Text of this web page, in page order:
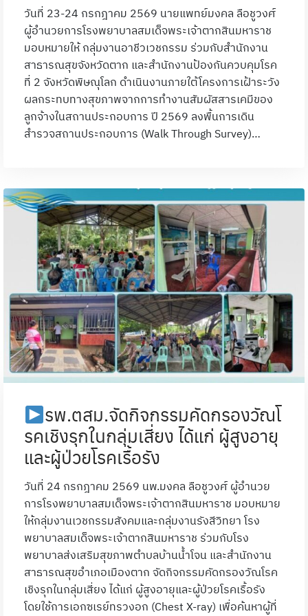
วันที่ 23-24 กรกฎาคม 2569 นายแพทย์มงคล ลือชูวงศ์
ผู้อำนวยการโรงพยาบาลสมเด็จพระเจ้าตากสินมหาราช
มอบหมายให้ กลุ่มงานอาชีวเวชกรรม ร่วมกับสำนักงาน
สาธารณสุขจังหวัดตาก และสำนักงานป้องกันควบคุมโรค
ที่ 2 จังหวัดพิษณุโลก ดำเนินงานภายใต้โครงการเฝ้าระวัง
ผลกระทบทางสุขภาพจากการทำงานสัมผัสสารเคมีของ
ลูกจ้างในสถานประกอบการ ปี 2569 ลงพื้นการเดิน
สำรวจสถานประกอบการ (Walk Through Survey)…
รพ.ตสม.จัดกิจกรรมคัดกรองวัณโ
รคเชิงรุกในกลุ่มเสี่ยง ได้แก่ ผู้สูงอายุ
และผู้ป่วยโรคเรื้อรัง
วันที่ 24 กรกฎาคม 2569 นพ.มงคล ลือชูวงศ์ ผู้อำนวย
การโรงพยาบาลสมเด็จพระเจ้าตากสินมหาราช มอบหมาย
ให้กลุ่มงานเวชกรรมสังคมและกลุ่มงานรังสีวิทยา โรง
พยาบาลสมเด็จพระเจ้าตากสินมหาราช ร่วมกับโรง
พยาบาลส่งเสริมสุขภาพตำบลบ้านน้ำโจน และสำนักงาน
สาธารณสุขอำเภอเมืองตาก จัดกิจกรรมคัดกรองวัณโรค
เชิงรุกในกลุ่มเสี่ยง ได้แก่ ผู้สูงอายุและผู้ป่วยโรคเรื้อรัง
โดยใช้การเอกซเรย์ทรวงอก (Chest X-ray) เพื่อค้นหาผู้ที่